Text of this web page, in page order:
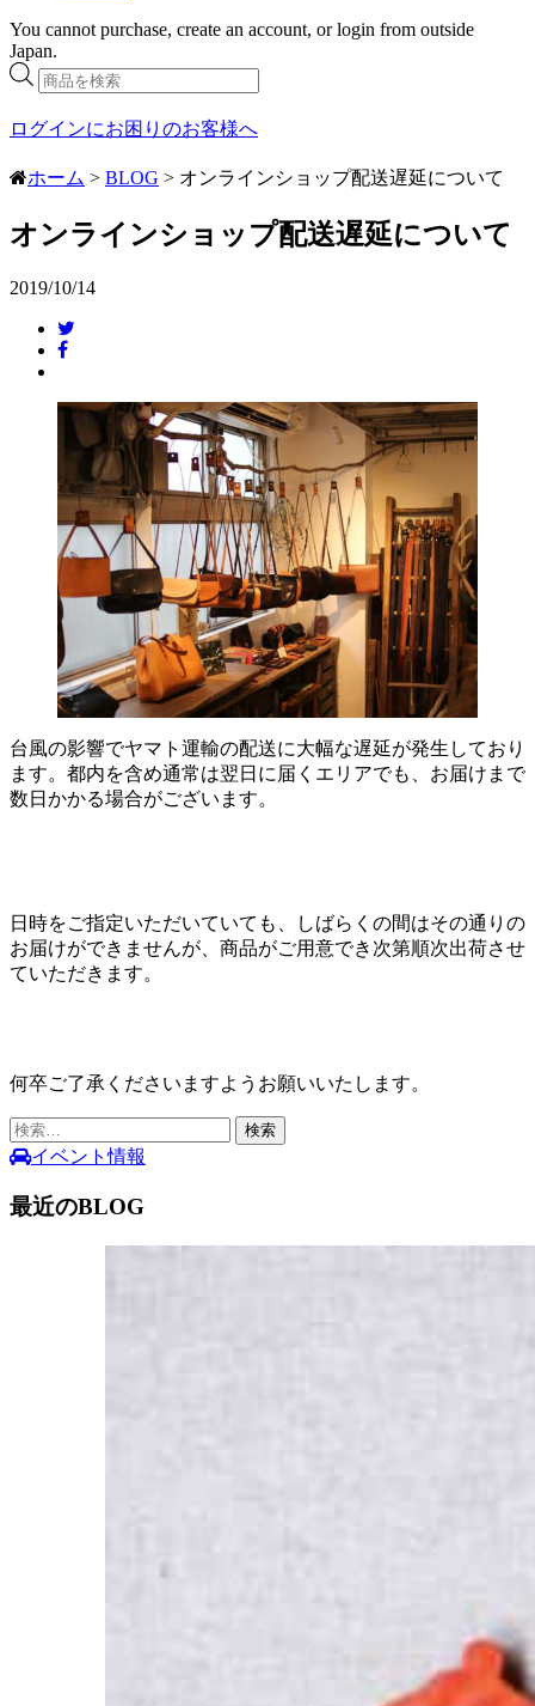
You cannot purchase, create an account, or login from outside
Japan.
商
品
検
ログインにお困りのお客様へ
ホーム > BLOG > オンラインショップ配送遅延について
オンラインショップ配送遅延について
2019/10/14
台風の影響でヤマト運輸の配送に大幅な遅延が発生しており
ます。都内を含め通常は翌日に届くエリアでも、お届けまで
数日かかる場合がございます。
日時をご指定いただいていても、しばらくの間はその通りの
お届けができませんが、商品がご用意でき次第順次出荷させ
ていただきます。
何卒ご了承くださいますようお願いいたします。
検
索:イベント情報
最近のBLOG